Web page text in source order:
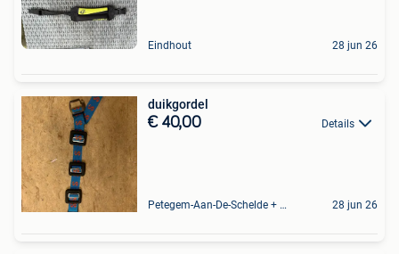
Eindhout 28 jun 26
duikgordel
€ 40,00 Details
Petegem-Aan-De-Schelde + Deel Van Oudenaarde 28 jun 26